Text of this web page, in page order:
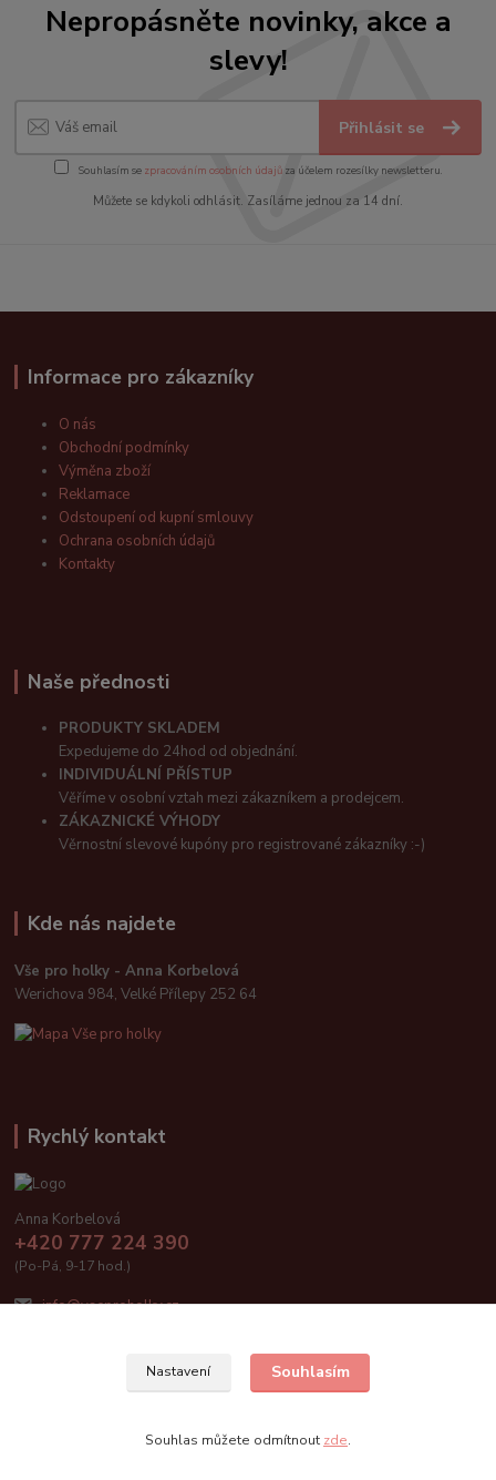
Nepropásněte novinky, akce a
slevy!
Přihlásit se
Souhlasím se zpracováním osobních údajůza účelem rozesílky newsletteru.
Můžete se kdykoli odhlásit. Zasíláme jednou za 14 dní.
Informace pro zákazníky
O nás
Obchodní podmínky
Výměna zboží
Reklamace
Odstoupení od kupní smlouvy
Ochrana osobních údajů
Kontakty
Naše přednosti
PRODUKTY SKLADEM
Expedujeme do 24hod od objednání.
INDIVIDUÁLNÍ PŘÍSTUP
Věříme v osobní vztah mezi zákazníkem a prodejcem.
ZÁKAZNICKÉ VÝHODY
Věrnostní slevové kupóny pro registrované zákazníky :-)
Kde nás najdete
Vše pro holky - Anna Korbelová
Werichova 984, Velké Přílepy 252 64
Rychlý kontakt
Anna Korbelová
+420 777 224 390
(Po-Pá, 9-17 hod.)
info@vseproholky.cz
Vše pro holky 2019
Nastavení Souhlasím
Souhlas můžete odmítnout zde.